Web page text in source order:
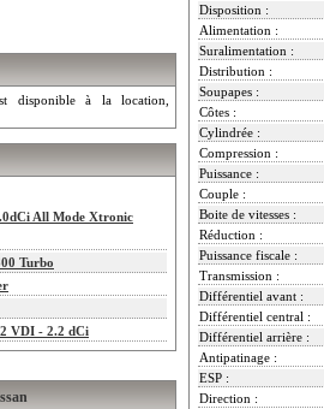
disponible à la location,
All Mode Xtronic
Turbo
VDI - 2.2 dCi
Disposition :
Alimentation :
Suralimentation :
Distribution :
Soupapes :
Côtes :
Cylindrée :
Compression :
Puissance :
Couple :
Boite de vitesses :
Réduction :
Puissance fiscale :
Transmission :
Différentiel avant :
Différentiel central :
Différentiel arrière :
Antipatinage :
ESP :
Direction :